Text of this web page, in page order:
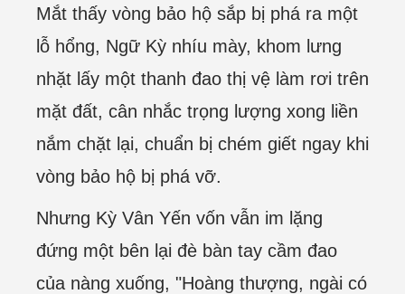
Mắt thấy vòng bảo hộ sắp bị phá ra một
lỗ hổng, Ngữ Kỳ nhíu mày, khom lưng
nhặt lấy một thanh đao thị vệ làm rơi trên
mặt đất, cân nhắc trọng lượng xong liền
nắm chặt lại, chuẩn bị chém giết ngay khi
vòng bảo hộ bị phá vỡ.
Nhưng Kỳ Vân Yến vốn vẫn im lặng
đứng một bên lại đè bàn tay cầm đao
của nàng xuống, "Hoàng thượng, ngài có